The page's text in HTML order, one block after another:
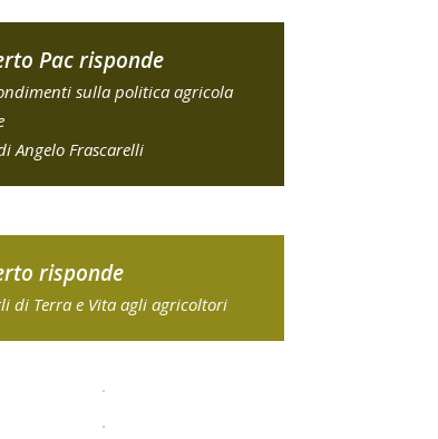
Pac risponde
sulla politica agricola
Angelo Frascarelli
risponde
di Terra e Vita agli agricoltori